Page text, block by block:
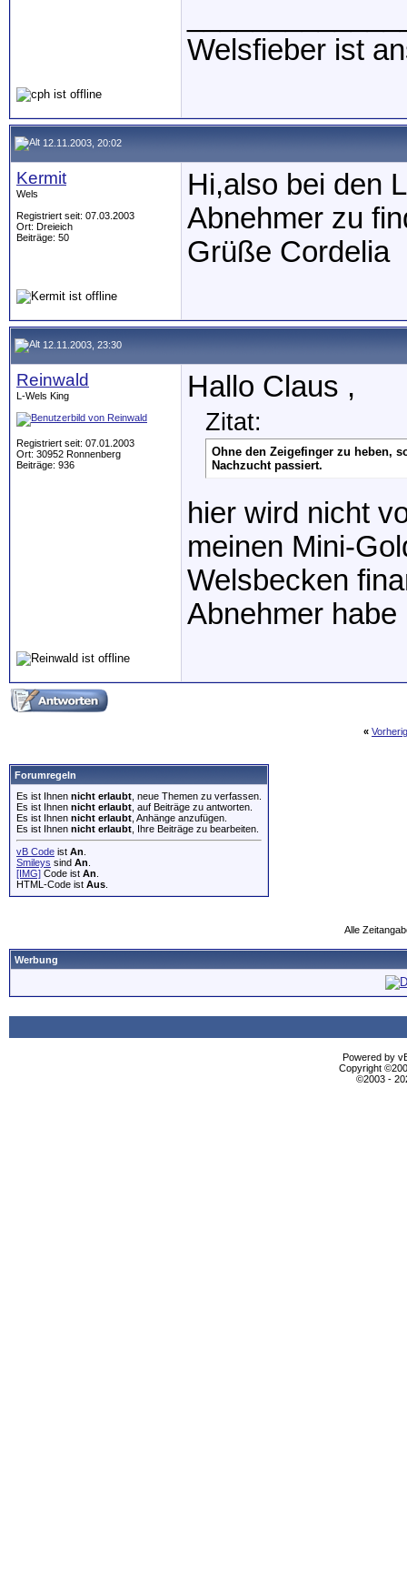
Welsfieber ist
12.11.2003, 20:02
Kermit
Wels
Registriert seit: 07.03.2003
Ort: Dreieich
Beiträge: 50
Hi,also bei den
Abnehmer zu
Grüße Cordelia
12.11.2003, 23:30
Reinwald
L-Wels King
Registriert seit: 07.01.2003
Ort: 30952 Ronnenberg
Beiträge: 936
Hallo Claus ,
Zitat:
Ohne den Zeigefinger zu heben,
Nachzucht passiert.
hier wird nicht
meinen Mini-
Welsbecken
Abnehmer
«
Forumregeln
Es ist Ihnen nicht erlaubt , neue Themen zu verfassen.
Es ist Ihnen nicht erlaubt , auf Beiträge zu antworten.
Es ist Ihnen nicht erlaubt , Anhänge anzufügen.
Es ist Ihnen nicht erlaubt , Ihre Beiträge zu bearbeiten.
vB Code ist An
Smileys sind An
[IMG] Code ist An
HTML-Code ist Aus
Alle
Werbung
Powered by
Copyright
©2003 -